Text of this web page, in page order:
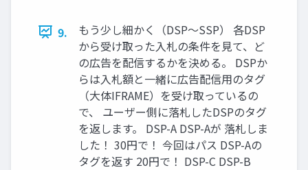
9.
もう少し細かく（DSP〜SSP） 各DSP
から受け取った入札の条件を見て、ど
の広告を配信するかを決める。 DSPか
らは入札額と一緒に広告配信用のタグ
（大体IFRAME）を受け取っているの
で、 ユーザー側に落札したDSPのタグ
を返します。 DSP-A DSP-Aが 落札しま
した！ 30円で！ 今回はパス DSP-Aの
タグを返す 20円で！ DSP-C DSP-B